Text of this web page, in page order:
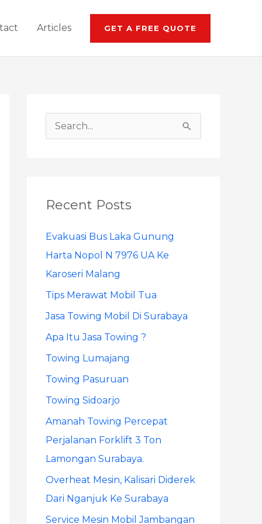
Articles GET A FREE QUOTE
c
f
o
r
Recent Posts
Evakuasi Bus Laka Gunung
Harta Nopol N 7976 UA Ke
Karoseri Malang
Tips Merawat Mobil Tua
Jasa Towing Mobil Di Surabaya
Apa Itu Jasa Towing ?
Towing Lumajang
Towing Pasuruan
Towing Sidoarjo
Amanah Towing Percepat
Perjalanan Forklift 3 Ton
Lamongan Surabaya.
Overheat Mesin, Kalisari Diderek
Dari Nganjuk Ke Surabaya
Service Mesin Mobil Jambangan